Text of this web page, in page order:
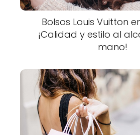
Bolsos Louis Vuitton
¡Calidad y estilo al
mano!